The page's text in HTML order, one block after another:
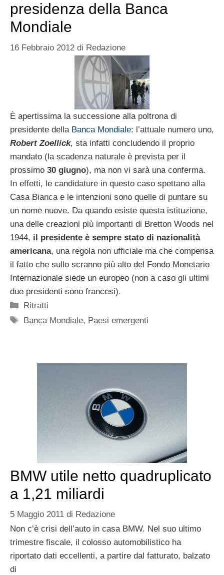
presidenza della Banca
Mondiale
16 Febbraio 2012 di Redazione
È apertissima la successione alla poltrona di
presidente della Banca Mondiale: l’attuale numero uno,
Robert Zoellick, sta infatti concludendo il proprio
mandato (la scadenza naturale è prevista per il
prossimo 30 giugno), ma non vi sarà una conferma.
In effetti, le candidature in questo caso spettano alla
Casa Bianca e le intenzioni sono quelle di puntare su
un nome nuove. Da quando esiste questa istituzione,
una delle creazioni più importanti di Bretton Woods nel
1944, il presidente è sempre stato di nazionalità
americana, una regola non ufficiale ma che compensa
il fatto che sullo scranno più alto del Fondo Monetario
Internazionale siede un europeo (non a caso gli ultimi
due presidenti sono francesi).
Categorie
Ritratti
Tag
Banca Mondiale, Paesi emergenti
BMW utile netto quadruplicato
a 1,21 miliardi
5 Maggio 2011 di Redazione
Non c’è crisi dell’auto in casa BMW. Nel suo ultimo
trimestre fiscale, il colosso automobilistico ha
riportato dati eccellenti, a partire dal fatturato, balzato
di